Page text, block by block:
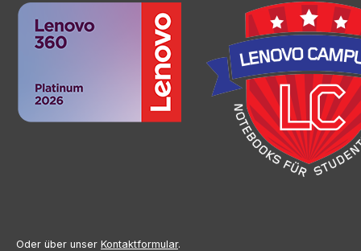
Oder über unser Kontaktformular.